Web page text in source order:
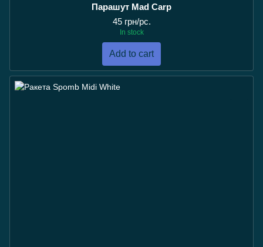
Парашут Мad Carp
45 грн/pc.
In stock
Add to cart